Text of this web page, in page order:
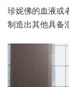
珍妮佛的血液或
制造出其他具备